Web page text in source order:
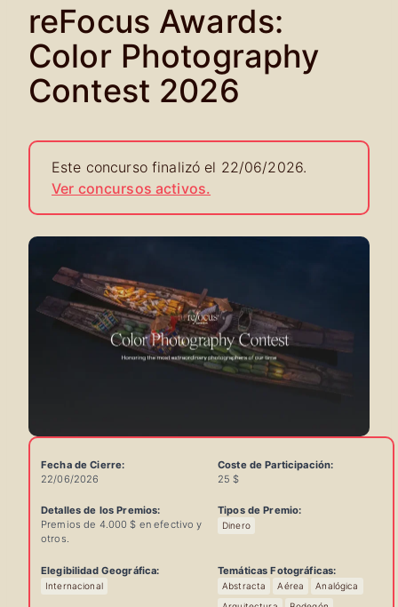
reFocus Awards:
Color Photography
Contest 2026
Este concurso finalizó el 22/06/2026.
Ver concursos activos.
Información
Rápida
Fecha de Cierre:
22/06/2026
Coste de Participación:
25 $
Detalles de los Premios:
Premios de 4.000 $ en efectivo y
otros.
Tipos de Premio:
Dinero
Elegibilidad Geográfica:
Internacional
Temáticas Fotográficas:
Abstracta Aérea
Analógica